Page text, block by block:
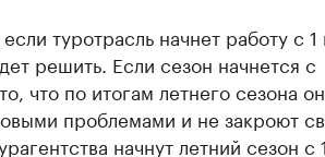
туротрасль начнет работу с
решить. Если сезон начнется с
что по итогам летнего сезона
проблемами и не закроют
начнут летний сезон с